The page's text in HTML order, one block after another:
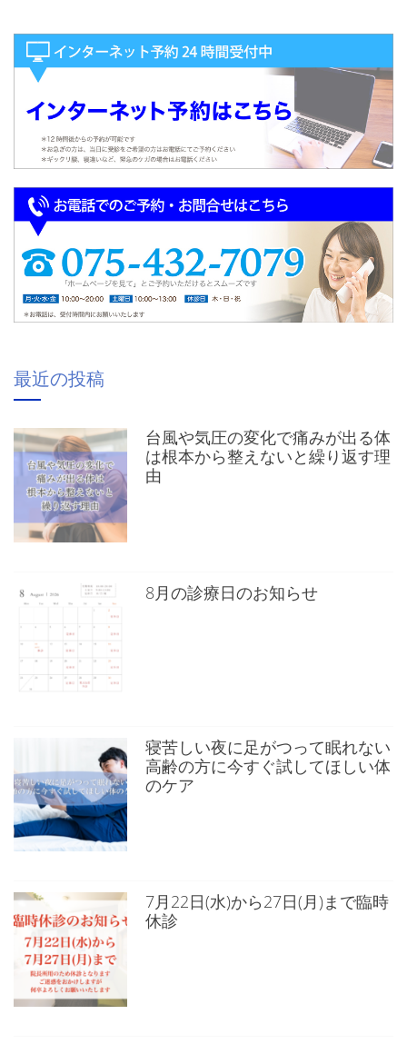
最近の投稿
台風や気圧の変化で痛みが出る体
は根本から整えないと繰り返す理
由
8月の診療日のお知らせ
寝苦しい夜に足がつって眠れない
高齢の方に今すぐ試してほしい体
のケア
7月22日(水)から27日(月)まで臨時
休診